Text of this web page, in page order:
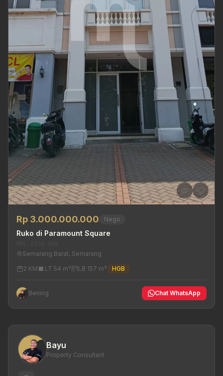
Rp 3.000.000.000 Nego
Ruko di Paramount Square
Semarang Barat, Semarang
2 KM
LT 54 m² LB 157 m² HGB
Bening Chat WhatsApp
Bayu
Property Consultant